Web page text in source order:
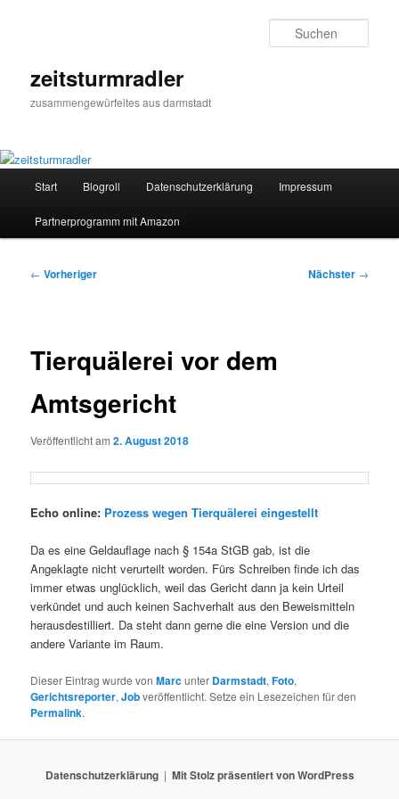
zeitsturmradler
zusammengewürfeltes aus darmstadt
Start Blogroll Datenschutzerklärung Impressum
Partnerprogramm mit Amazon
Beitragsnavigation
← Vorheriger Nächster →
Tierquälerei vor dem
Amtsgericht
Veröffentlicht am2. August 2018
Echo online: Prozess wegen Tierquälerei eingestellt
Da es eine Geldauflage nach § 154a StGB gab, ist die
Angeklagte nicht verurteilt worden. Fürs Schreiben finde ich das
immer etwas unglücklich, weil das Gericht dann ja kein Urteil
verkündet und auch keinen Sachverhalt aus den Beweismitteln
herausdestilliert. Da steht dann gerne die eine Version und die
andere Variante im Raum.
Dieser Eintrag wurde vonMarcunter Darmstadt,Foto,
Gerichtsreporter,Jobveröffentlicht. Setze ein Lesezeichen für den
Permalink.
Datenschutzerklärung Mit Stolz präsentiert von WordPress